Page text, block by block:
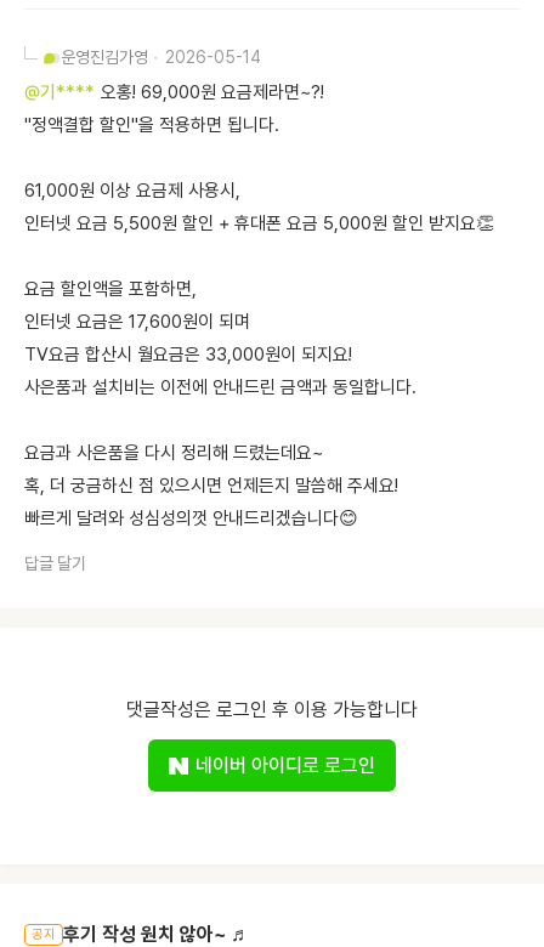
운영진김가영 2026-05-14
@기**** 오홍! 69,000원 요금제라면~?!
"정액결합 할인"을 적용하면 됩니다.
61,000원 이상 요금제 사용시,
인터넷 요금 5,500원 할인 + 휴대폰 요금 5,000원 할인 받지요👏
요금 할인액을 포함하면,
인터넷 요금은 17,600원이 되며
TV요금 합산시 월요금은 33,000원이 되지요!
사은품과 설치비는 이전에 안내드린 금액과 동일합니다.
요금과 사은품을 다시 정리해 드렸는데요~
혹, 더 궁금하신 점 있으시면 언제든지 말씀해 주세요!
빠르게 달려와 성심성의껏 안내드리겠습니다😊
답글 달기
댓글작성은 로그인 후 이용 가능합니다
네이버 아이디로 로그인
공지 후기 작성 원치 않아~ ♬